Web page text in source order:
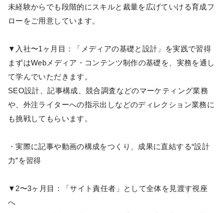
未経験からでも段階的にスキルと裁量を広げていける育成フ
ローをご用意しています。
▼入社〜1ヶ月目：「メディアの基礎と設計」を実践で習得
まずはWebメディア・コンテンツ制作の基礎を、実務を通し
て学んでいただきます。
SEO設計、記事構成、競合調査などのマーケティング業務
や、外注ライターへの指示出しなどのディレクション業務に
も挑戦してもらいます。
・実際に記事や動画の構成をつくり、成果に直結する“設計
力”を習得
▼2〜3ヶ月目：「サイト責任者」として全体を見渡す視座
へ